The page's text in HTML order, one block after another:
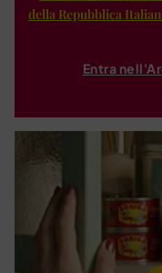
della Repubblica
Entra